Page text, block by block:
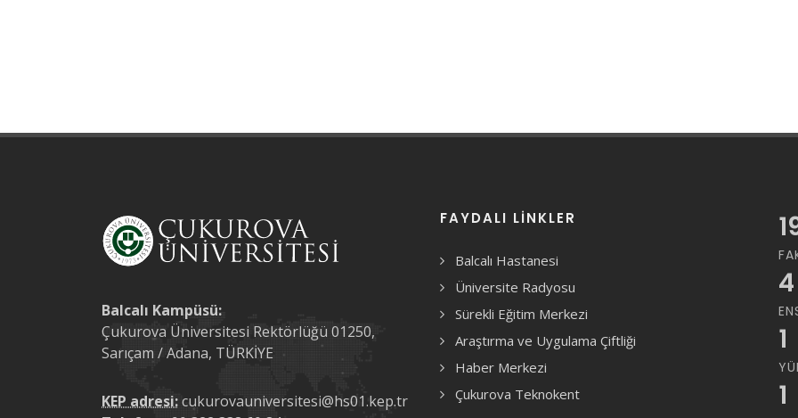
Balcalı Kampüsü:
Çukurova Üniversitesi Rektörlüğü 01250,
Sarıçam / Adana, TÜRKİYE
KEP adresi:cukurovauniversitesi@hs01.kep.tr
FAYDALI LINKLER
Balcalı Hastanesi
Üniversite Radyosu
Sürekli Eğitim Merkezi
Araştırma ve Uygulama Çiftliği
Haber Merkezi
Çukurova Teknokent
4
1
1